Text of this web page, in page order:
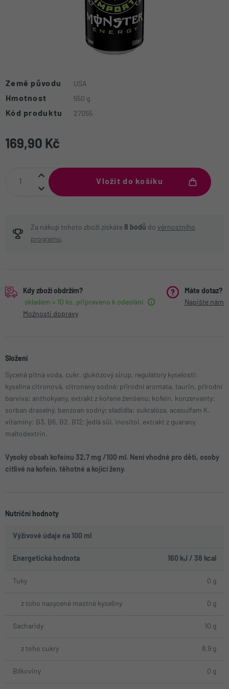
Země původu USA
Hmotnost 550 g
Kód produktu 27055
169,90 Kč
Vložit do košíku
Za nákup tohoto zboží získáte 8 bodů do věrnostního
programu .
Kdy zboží obdržím?
skladem > 10 ks, připraveno k odeslání
Možnosti dopravy
Máte dotaz?
Napište nám
Složení
Sycená pitná voda, cukr, glukózový sirup, regulátory kyselosti:
kyselina citronová, citronany sodné; přírodní aromata, taurin, přírodní
barviva: anthokyany, extrakt z kořene ženšenu; kofein, konzervanty:
sorban draselný, benzoan sodný; sladidla: sukralóza, acesulfam K,
vitamíny: B3, B6, B2, B12; jedlá sůl, inositol, extrakt z guarany,
maltodextrin.
Vysoký obsah kofeinu 32,7 mg /100 ml. Není vhodné pro děti, osoby
citlivé na kofein, těhotné a kojící ženy.
Nutriční hodnoty
Výživové údaje na 100 ml
Energetická hodnota 160 kJ / 38 kcal
Tuky 0 g
z toho nasycené mastné kyseliny 0 g
Sacharidy 10 g
z toho cukry 8,9 g
Bílkoviny 0 g